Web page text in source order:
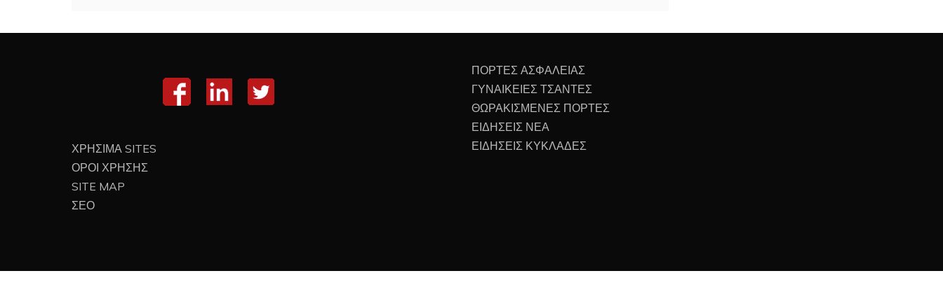
ΧΡΗΣΙΜΑ SITES
ΟΡΟΙ ΧΡΗΣΗΣ
SITE MAP
ΣΕΟ
ΠΟΡΤΕΣ ΑΣΦΑΛΕΙΑΣ
ΓΥΝΑΙΚΕΙΕΣ ΤΣΑΝΤΕΣ
ΘΩΡΑΚΙΣΜΕΝΕΣ ΠΟΡΤΕΣ
ΕΙΔΗΣΕΙΣ ΝΕΑ
ΕΙΔΗΣΕΙΣ ΚΥΚΛΑΔΕΣ